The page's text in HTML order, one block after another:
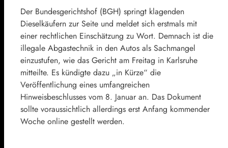
Der Bundesgerichtshof (BGH) springt klagenden
Dieselkäufern zur Seite und meldet sich erstmals mit
einer rechtlichen Einschätzung zu Wort. Demnach ist die
illegale Abgastechnik in den Autos als Sachmangel
einzustufen, wie das Gericht am Freitag in Karlsruhe
mitteilte. Es kündigte dazu „in Kürze“ die
Veröffentlichung eines umfangreichen
Hinweisbeschlusses vom 8. Januar an. Das Dokument
sollte voraussichtlich allerdings erst Anfang kommender
Woche online gestellt werden.